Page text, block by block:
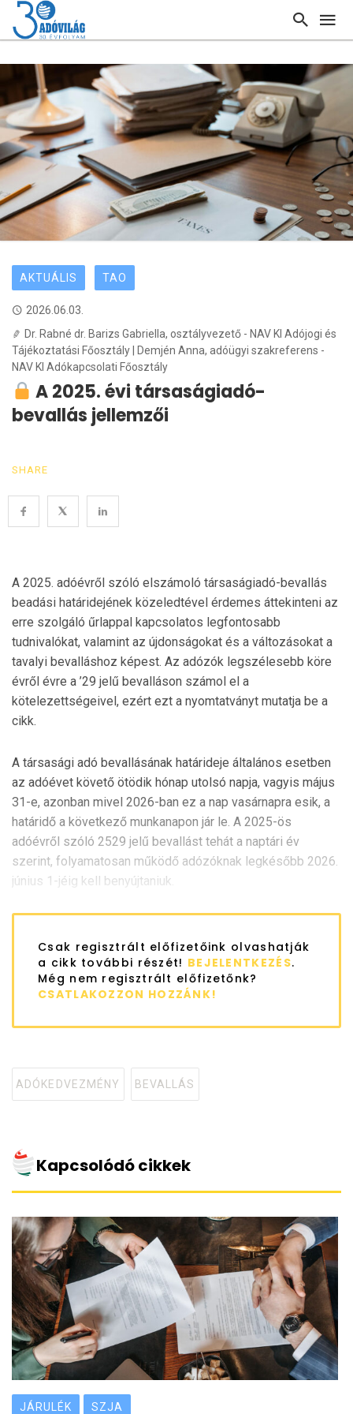
AKTUÁLIS TAO
2026.06.03.
Dr. Rabné dr. Barizs Gabriella, osztályvezető - NAV KI Adójogi és
Tájékoztatási Főosztály | Demjén Anna, adóügyi szakreferens -
NAV KI Adókapcsolati Főosztály
A 2025. évi társaságiadó-
bevallás jellemzői
SHARE
A 2025. adóévről szóló elszámoló társaságiadó-bevallás
beadási határidejének közeledtével érdemes áttekinteni az
erre szolgáló űrlappal kapcsolatos legfontosabb
tudnivalókat, valamint az újdonságokat és a változásokat a
tavalyi bevalláshoz képest. Az adózók legszélesebb köre
évről évre a ’29 jelű bevalláson számol el a
kötelezettségeivel, ezért ezt a nyomtatványt mutatja be a
cikk.
A társasági adó bevallásának határideje általános esetben
az adóévet követő ötödik hónap utolsó napja, vagyis május
31-e, azonban mivel 2026-ban ez a nap vasárnapra esik, a
határidő a következő munkanapon jár le. A 2025-ös
adóévről szóló 2529 jelű bevallást tehát a naptári év
szerint, folyamatosan működő adózóknak legkésőbb 2026.
június 1-jéig kell benyújtaniuk.
Csak regisztrált előfizetőink olvashatják
a cikk további részét! BEJELENTKEZÉS.
Még nem regisztrált előfizetőnk?
CSATLAKOZZON HOZZÁNK!
Tagged
ADÓKEDVEZMÉNY BEVALLÁS
Kapcsolódó cikkek
JÁRULÉK SZJA